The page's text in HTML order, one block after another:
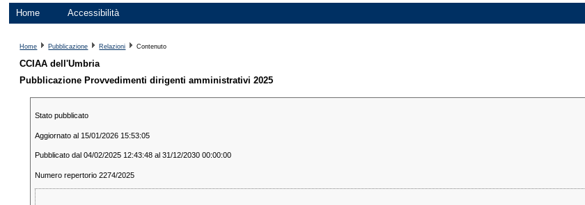
Home Accessibilità
Home Pubblicazione Relazioni Contenuto
CCIAA dell'Umbria
Pubblicazione Provvedimenti dirigenti amministrativi 2025
Stato pubblicato
Aggiornato al 15/01/2026 15:53:05
Pubblicato dal 04/02/2025 12:43:48 al 31/12/2030 00:00:00
Numero repertorio 2274/2025